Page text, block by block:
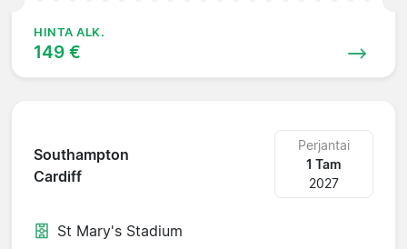
HINTA ALK.
149 €
Southampton
Cardiff
Perjantai
1 Tam
2027
St Mary's Stadium